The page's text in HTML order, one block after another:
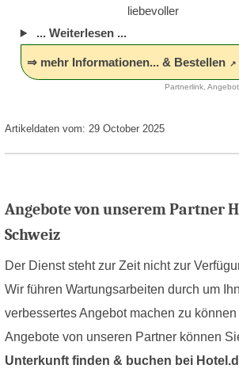
liebevoller
... Weiterlesen ...
⇒ mehr Informationen... & Bestellen
Partnerlink,
Artikeldaten vom: 29 October 2025
Angebote von unserem Partner
Schweiz
Der Dienst steht zur Zeit nicht zur
Wir führen Wartungsarbeiten durch um
verbessertes Angebot machen zu können
Angebote von unseren Partner können
Unterkunft finden & buchen bei